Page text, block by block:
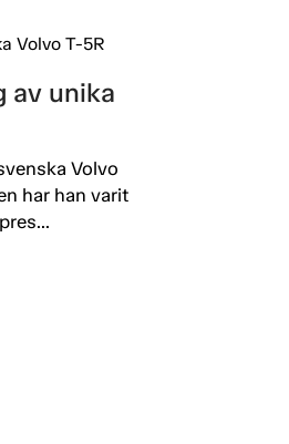
av unika
Volvo
har han varit